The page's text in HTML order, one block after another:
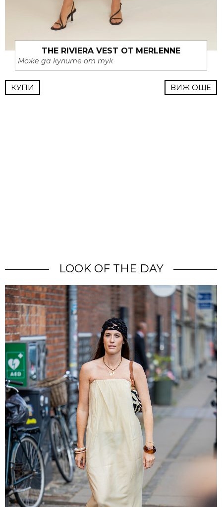
THE RIVIERA VEST ОТ MERLENNE
Може да купите от тук
КУПИ ВИЖ ОЩЕ
LOOK OF THE DAY